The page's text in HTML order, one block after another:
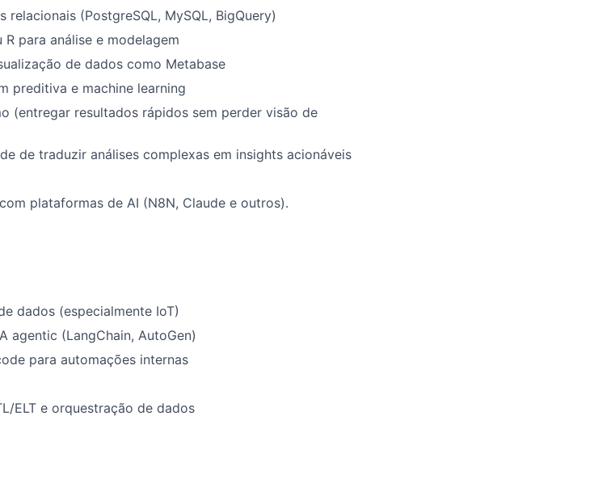
(PostgreSQL, MySQL, BigQuery)
para análise e modelagem
de dados como Metabase
preditiva e machine learning
(entregar resultados rápidos sem perder visão de
de traduzir análises complexas em insights acionáveis
plataformas de AI (N8N, Claude e outros).
dados (especialmente IoT)
agentic (LangChain, AutoGen)
para automações internas
ELT e orquestração de dados